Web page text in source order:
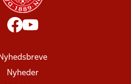
Nyhedsbreve
Nyheder